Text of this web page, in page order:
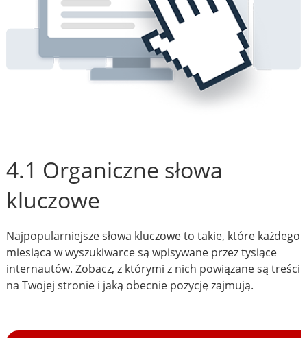
4.1 Organiczne słowa
kluczowe
Najpopularniejsze słowa kluczowe to takie, które każdego
miesiąca w wyszukiwarce są wpisywane przez tysiące
internautów. Zobacz, z którymi z nich powiązane są treści
na Twojej stronie i jaką obecnie pozycję zajmują.